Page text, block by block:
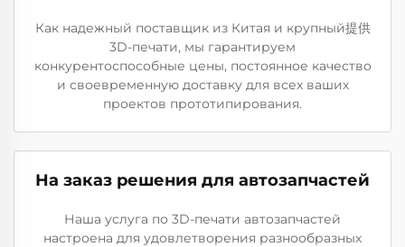
Как надежный поставщик из Китая и крупный提供
3D-печати, мы гарантируем
конкурентоспособные цены, постоянное качество
и своевременную доставку для всех ваших
проектов прототипирования.
На заказ решения для автозапчастей
Наша услуга по 3D-печати автозапчастей
настроена для удовлетворения разнообразных